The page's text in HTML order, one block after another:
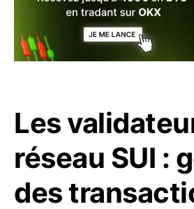
Les
réseau SUI :
des